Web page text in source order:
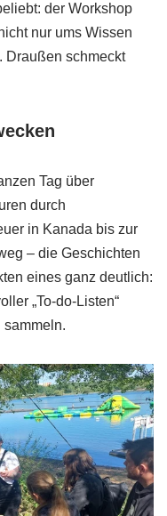
der Workshop
nur ums Wissen
Draußen schmeckt
Tag über
durch
in Kanada bis zur
– die Geschichten
eines ganz deutlich:
„To-do-Listen“
sammeln.